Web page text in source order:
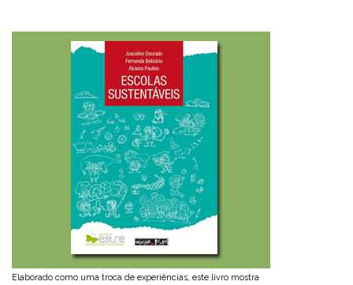
Elaborado como uma troca de experiências, este livro mostra